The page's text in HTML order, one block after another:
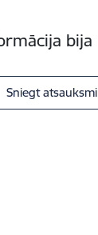
bija
Sniegt atsauksmi